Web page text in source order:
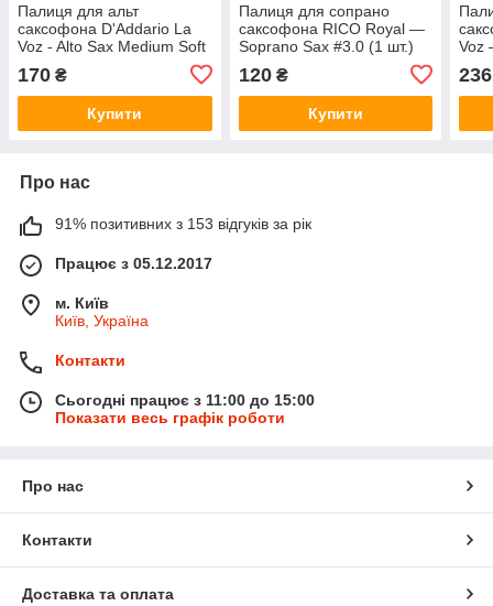
Палиця для альт
саксофона D'Addario La
Voz - Alto Sax Medium Soft
170 ₴
Купити
Палиця для сопрано
саксофона RICO Royal —
Soprano Sax #3.0 (1 шт.)
120₴
Купити
Voz
236
Про нас
91% позитивних з 153 відгуків за рік
Працює з 05.12.2017
м. Київ
Київ, Україна
Контакти
Сьогодні працює з 11:00 до 15:00
Показати весь графік роботи
Про нас
Контакти
Доставка та оплата